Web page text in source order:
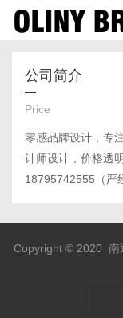
公司简介
Price
零感品牌设计，专
计师设计，价格透
18795742555（严
Copyright © 2020 南